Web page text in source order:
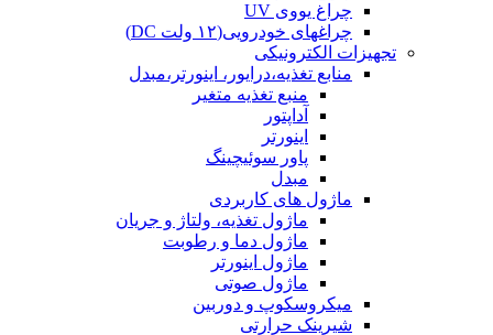
چراغ یووی UV
چراغهای خودرویی(۱۲ ولت DC)
تجهیزات الکترونیکی
منابع تغذیه،درایور، اینورتر،مبدل
منبع تغذیه متغیر
آداپتور
اینورتر
پاور سوئیچینگ
مبدل
ماژول های کاربردی
ماژول تغذیه، ولتاژ و جریان
ماژول دما و رطوبت
ماژول اینورتر
ماژول صوتی
میکروسکوپ و دوربین
شیرینک حرارتی